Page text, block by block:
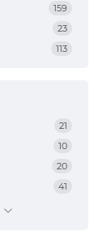
159
23
113
21
10
20
41